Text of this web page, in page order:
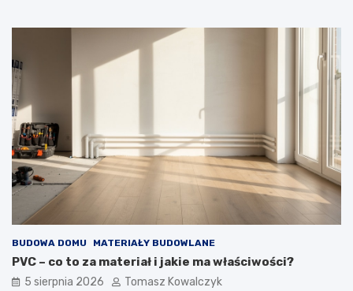
BUDOWA DOMU MATERIAŁY BUDOWLANE
PVC – co to za materiał i jakie ma właściwości?
5 sierpnia 2026 Tomasz Kowalczyk